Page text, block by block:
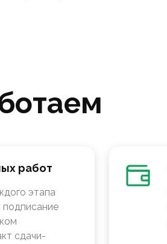
работ
этапа
подписание
сдачи-